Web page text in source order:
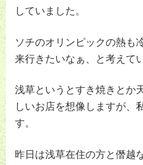
していました。
ソチのオリンピックの熱も
来行きたいなぁ、と考えて
浅草というとすき焼きとか
しいお店を想像しますが、
す。
昨日は浅草在住の方と僭越